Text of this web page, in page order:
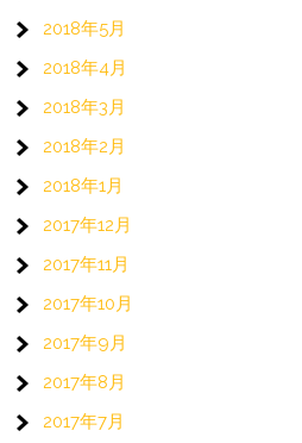
2018年5月
2018年4月
2018年3月
2018年2月
2018年1月
2017年12月
2017年11月
2017年10月
2017年9月
2017年8月
2017年7月